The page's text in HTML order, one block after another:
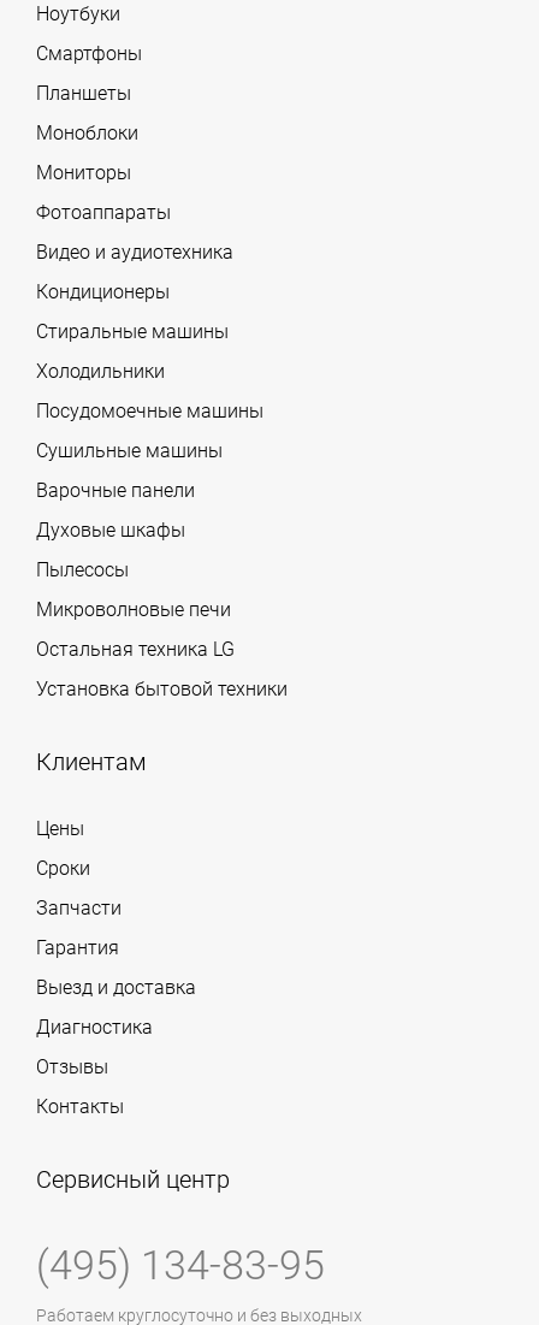
Ноутбуки
Смартфоны
Планшеты
Моноблоки
Мониторы
Фотоаппараты
Видео и аудиотехника
Кондиционеры
Стиральные машины
Холодильники
Посудомоечные машины
Сушильные машины
Варочные панели
Духовые шкафы
Пылесосы
Микроволновые печи
Остальная техника LG
Установка бытовой техники
Клиентам
Цены
Сроки
Запчасти
Гарантия
Выезд и доставка
Диагностика
Отзывы
Контакты
Сервисный центр
(495) 134-83-95
Работаем круглосуточно и без выходных